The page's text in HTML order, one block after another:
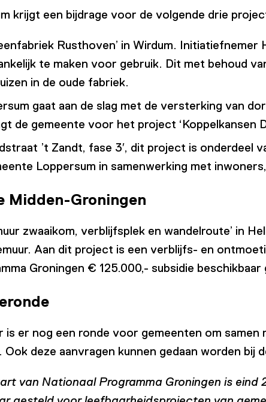
krijgt een bijdrage voor de volgende drie
Rusthoven’ in Wirdum.
te maken voor gebruik. Dit met behoud
in de oude fabriek.
gaat aan de slag met de versterking van
de gemeente voor het project ‘Koppelkansen
’t Zandt, fase 3′, dit project is
Loppersum in samenwerking met
Midden-Groningen
zwaaikom, verblijfsplek en wandelroute’ in
Aan dit project is een verblijfs- en
Groningen € 125.000,- subsidie beschikbaar
is er nog een ronde voor gemeenten om
deze aanvragen kunnen gedaan worden bij
van Nationaal Programma Groningen is eind